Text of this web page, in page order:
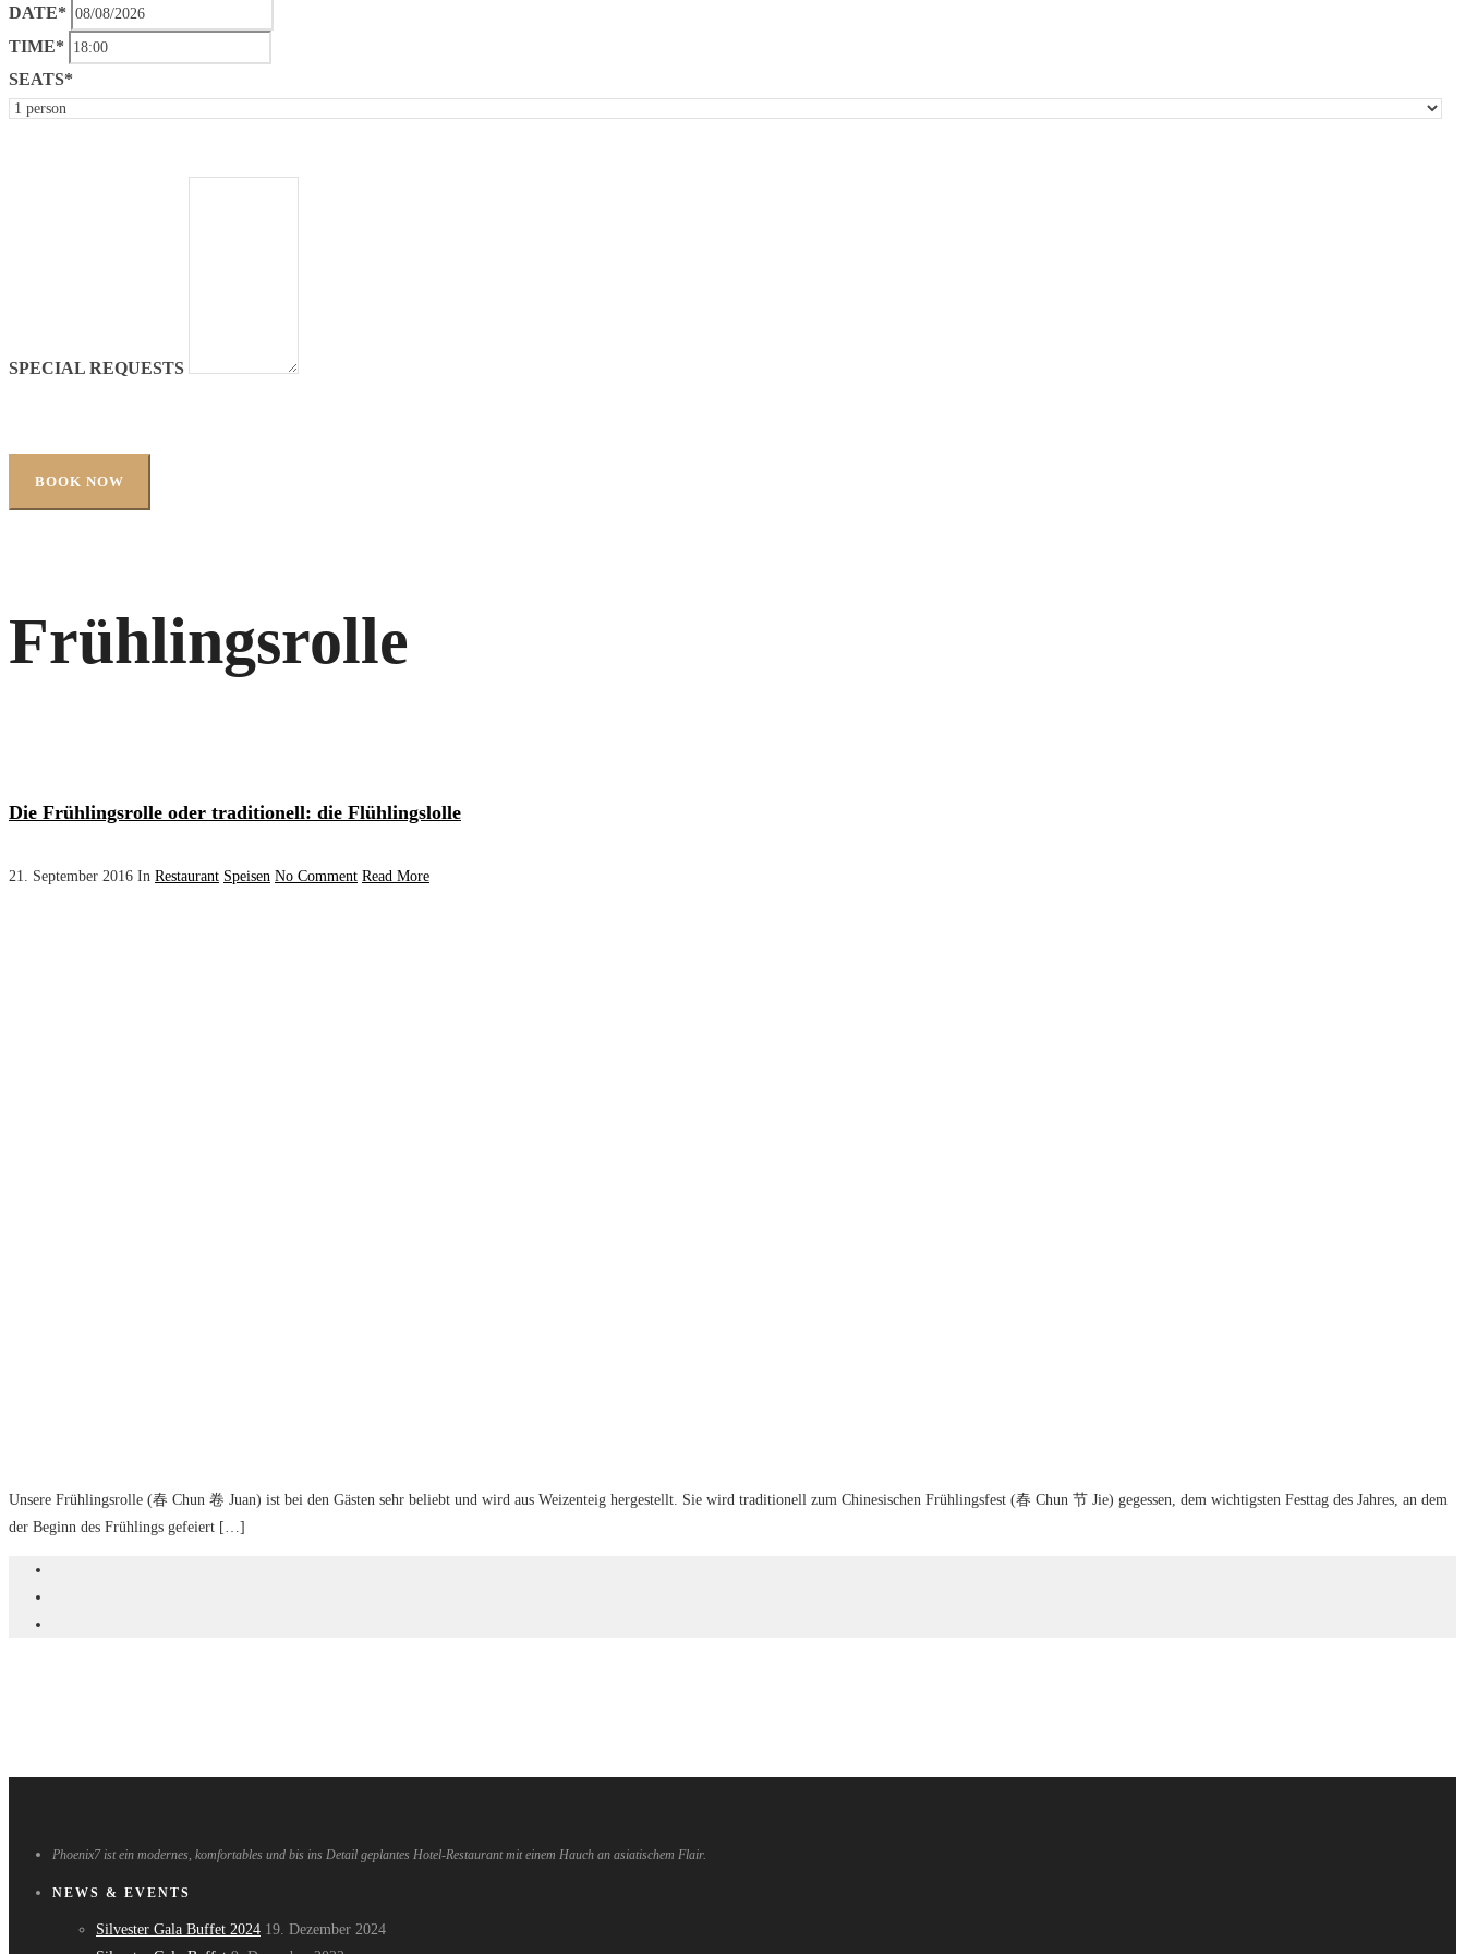
DATE*
TIME*
SEATS*
SPECIAL REQUESTS
Frühlingsrolle
Die Frühlingsrolle oder traditionell: die Flühlingslolle
21. September 2016 In Restaurant Speisen No Comment Read More
Unsere Frühlingsrolle (春 Chun 卷 Juan) ist bei den Gästen sehr beliebt und wird aus Weizenteig hergestellt. Sie wird traditionell zum Chinesischen Frühlingsfest (春 Chun 节 Jie) gegessen, dem wichtigsten Festtag des Jahres, an dem
der Beginn des Frühlings gefeiert […]
Phoenix7 ist ein modernes, komfortables und bis ins Detail geplantes Hotel-Restaurant mit einem Hauch an asiatischem Flair.
NEWS & EVENTS
Silvester Gala Buffet 2024 19. Dezember 2024